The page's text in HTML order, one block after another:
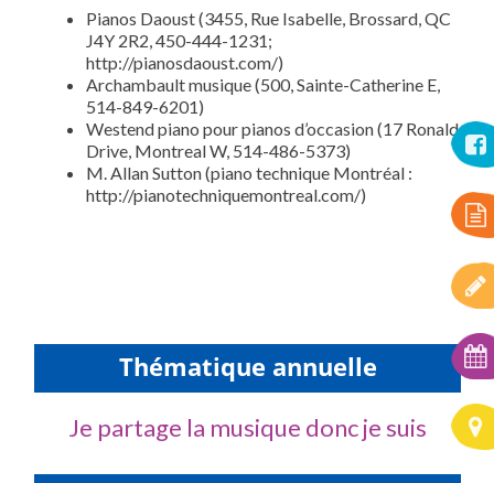
Pianos Daoust (3455, Rue Isabelle, Brossard, QC
J4Y 2R2, 450-444-1231;
http://pianosdaoust.com/)
Archambault musique (500, Sainte-Catherine E,
514-849-6201)
Westend piano pour pianos d’occasion (17 Ronald
Drive, Montreal W, 514-486-5373)
M. Allan Sutton (piano technique Montréal :
http://pianotechniquemontreal.com/)
Thématique annuelle
Je partage la musique donc je suis